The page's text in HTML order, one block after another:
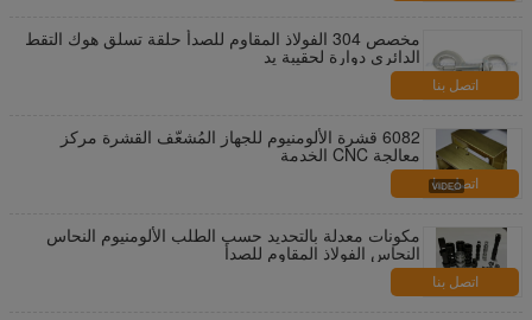
مخصص 304 الفولاذ المقاوم للصدأ حلقة تسلق هوك التقط
الدائري دوارة لحقيبة يد
اتصل بنا
6082 قشرة الألومنيوم للجهاز المُشعّف القشرة مركز
معالجة CNC الخدمة
اتصل بنا
مكونات معدلة بالتحديد حسب الطلب الألومنيوم النحاس
النحاس الفولاذ المقاوم للصدأ
اتصل بنا